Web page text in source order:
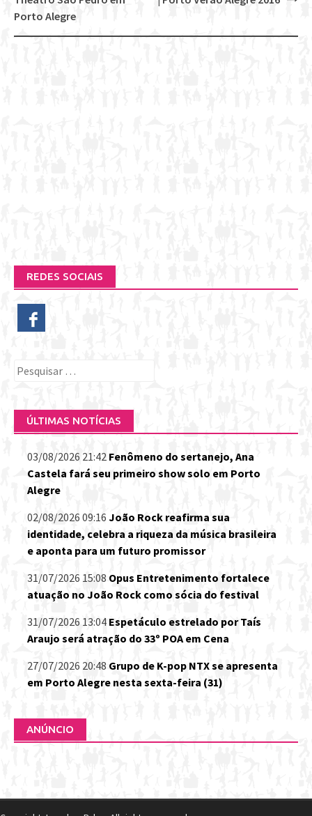
navigation
Porto Alegre
REDES SOCIAIS
Pesquisar
ÚLTIMAS NOTÍCIAS
03/08/2026 21:42 Fenômeno do sertanejo, Ana
Castela fará seu primeiro show solo em Porto
Alegre
02/08/2026 09:16 João Rock reafirma sua
identidade, celebra a riqueza da música brasileira
e aponta para um futuro promissor
31/07/2026 15:08 Opus Entretenimento fortalece
atuação no João Rock como sócia do festival
31/07/2026 13:04 Espetáculo estrelado por Taís
Araujo será atração do 33º POA em Cena
27/07/2026 20:48 Grupo de K-pop NTX se apresenta
em Porto Alegre nesta sexta-feira (31)
ANÚNCIO